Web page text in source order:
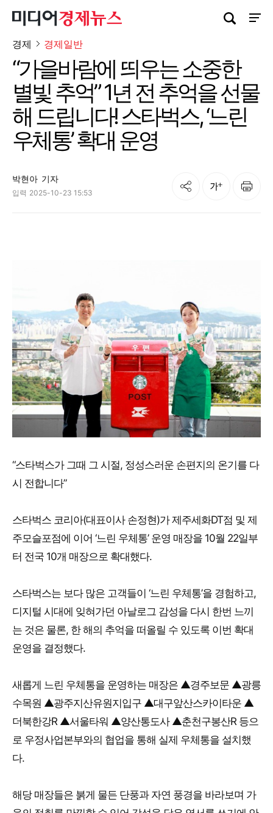
사이
검색창 열기
경제 경제일반
“가을바람에 띄우는 소중한
별빛 추억” 1년 전 추억을 선물
해 드립니다! 스타벅스, ‘느린
우체통’ 확대 운영
박현아 기자
입력 2025-10-23 15:53
공유 글자크기 인쇄
“스타벅스가 그때 그 시절, 정성스러운 손편지의 온기를 다
시 전합니다”
스타벅스 코리아(대표이사 손정현)가 제주세화DT점 및 제
주모슬포점에 이어 ‘느린 우체통’ 운영 매장을 10월 22일부
터 전국 10개 매장으로 확대했다.
스타벅스는 보다 많은 고객들이 ‘느린 우체통’을 경험하고,
디지털 시대에 잊혀가던 아날로그 감성을 다시 한번 느끼
는 것은 물론, 한 해의 추억을 떠올릴 수 있도록 이번 확대
운영을 결정했다.
새롭게 느린 우체통을 운영하는 매장은 ▲경주보문 ▲광릉
수목원 ▲광주지산유원지입구 ▲대구앞산스카이타운 ▲
더북한강R ▲서울타워 ▲양산통도사 ▲춘천구봉산R 등으
로 우정사업본부와의 협업을 통해 실제 우체통을 설치했
다.
해당 매장들은 붉게 물든 단풍과 자연 풍경을 바라보며 가